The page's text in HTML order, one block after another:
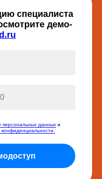
специалиста
демо-
персональных данных и
конфиденциальности.